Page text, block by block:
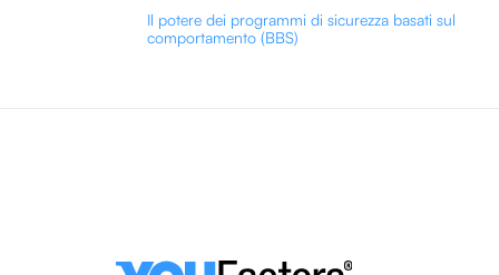
Il potere dei programmi di sicurezza basati sul
comportamento (BBS)